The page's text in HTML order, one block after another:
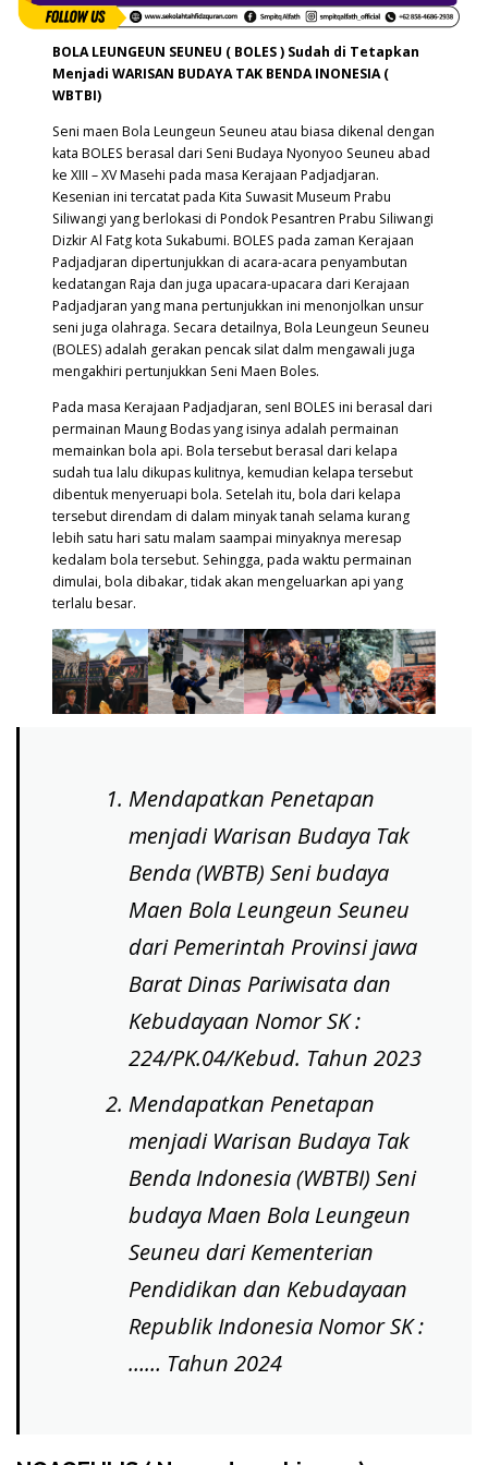
BOLA LEUNGEUN SEUNEU ( BOLES ) Sudah di Tetapkan
Menjadi WARISAN BUDAYA TAK BENDA INONESIA (
WBTBI)
Seni maen Bola Leungeun Seuneu atau biasa dikenal dengan
kata BOLES berasal dari Seni Budaya Nyonyoo Seuneu abad
ke XIII – XV Masehi pada masa Kerajaan Padjadjaran.
Kesenian ini tercatat pada Kita Suwasit Museum Prabu
Siliwangi yang berlokasi di Pondok Pesantren Prabu Siliwangi
Dizkir Al Fatg kota Sukabumi. BOLES pada zaman Kerajaan
Padjadjaran dipertunjukkan di acara-acara penyambutan
kedatangan Raja dan juga upacara-upacara dari Kerajaan
Padjadjaran yang mana pertunjukkan ini menonjolkan unsur
seni juga olahraga. Secara detailnya, Bola Leungeun Seuneu
(BOLES) adalah gerakan pencak silat dalm mengawali juga
mengakhiri pertunjukkan Seni Maen Boles.
Pada masa Kerajaan Padjadjaran, senI BOLES ini berasal dari
permainan Maung Bodas yang isinya adalah permainan
memainkan bola api. Bola tersebut berasal dari kelapa
sudah tua lalu dikupas kulitnya, kemudian kelapa tersebut
dibentuk menyeruapi bola. Setelah itu, bola dari kelapa
tersebut direndam di dalam minyak tanah selama kurang
lebih satu hari satu malam saampai minyaknya meresap
kedalam bola tersebut. Sehingga, pada waktu permainan
dimulai, bola dibakar, tidak akan mengeluarkan api yang
terlalu besar.
Mendapatkan Penetapan
menjadi Warisan Budaya Tak
Benda (WBTB) Seni budaya
Maen Bola Leungeun Seuneu
dari Pemerintah Provinsi jawa
Barat Dinas Pariwisata dan
Kebudayaan Nomor SK :
224/PK.04/Kebud. Tahun 2023
Mendapatkan Penetapan
menjadi Warisan Budaya Tak
Benda Indonesia (WBTBI) Seni
budaya Maen Bola Leungeun
Seuneu dari Kementerian
Pendidikan dan Kebudayaan
Republik Indonesia Nomor SK :
…… Tahun 2024